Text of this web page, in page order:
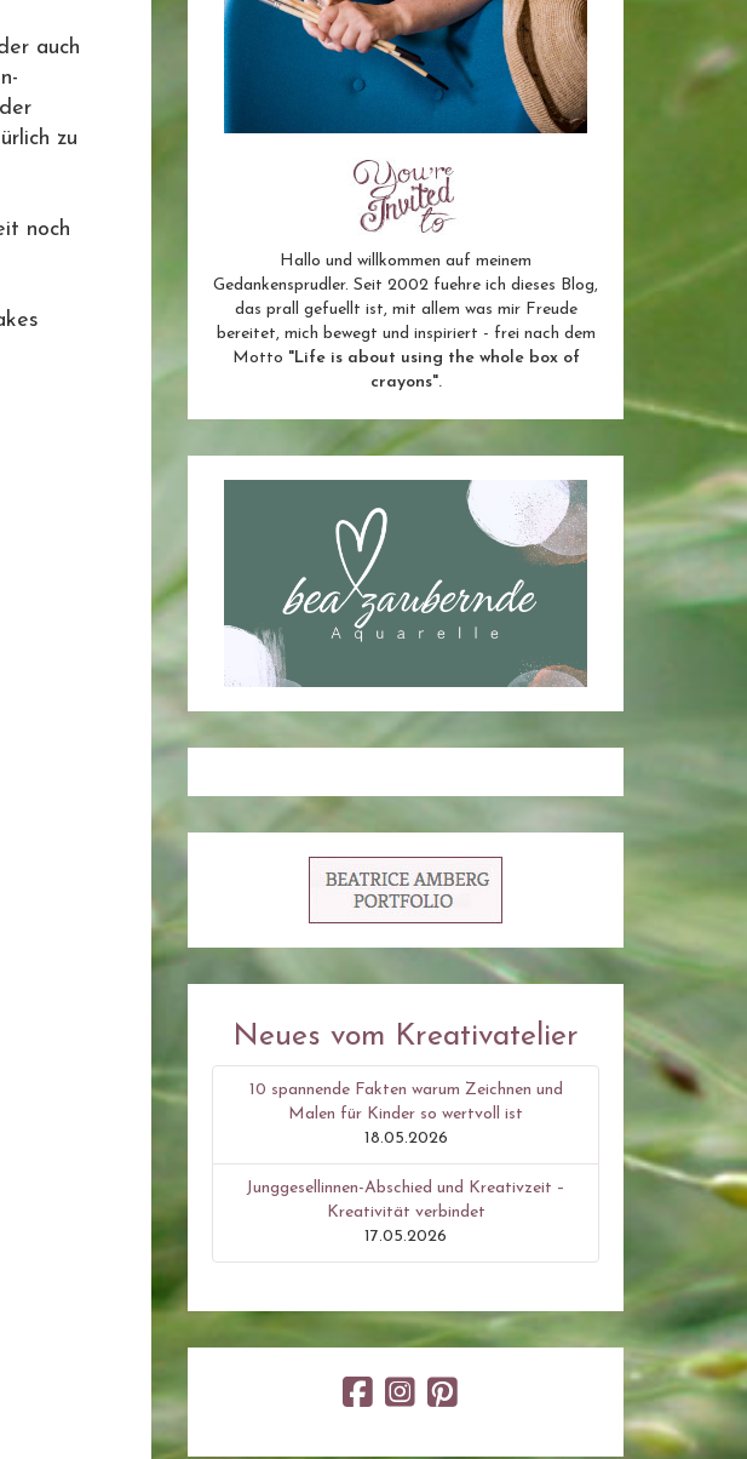
auch
zu
noch
Hallo und willkommen auf meinem
Gedankensprudler. Seit 2002 fuehre ich dieses Blog,
das prall gefuellt ist, mit allem was mir Freude
bereitet, mich bewegt und inspiriert - frei nach dem
Motto "Life is about using the whole box of
crayons".
Neues vom Kreativatelier
10 spannende Fakten warum Zeichnen und
Malen für Kinder so wertvoll ist
18.05.2026
Junggesellinnen-Abschied und Kreativzeit –
Kreativität verbindet
17.05.2026